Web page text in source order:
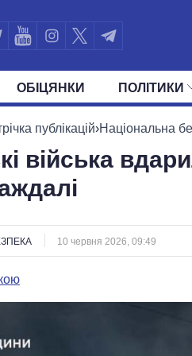
ОБIЦЯНКИ ПОЛIТИКИ
УСІ ПОЛІТИКИ ПРЕЗИДЕНТ І
публікацій›Національна
війська
10 червня 2026, 09:49